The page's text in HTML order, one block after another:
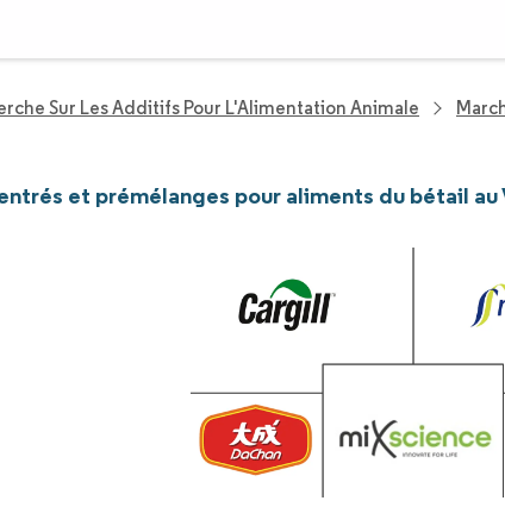
Sur Les Additifs Pour L'Alimentation Animale
et prémélanges pour aliments du bétail au